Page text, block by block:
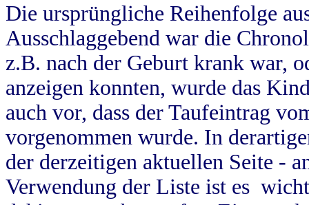
Die ursprüngliche Reihenfolge
Ausschlaggebend war die
z.B. nach der Geburt krank war,
anzeigen konnten, wurde das
auch vor, dass der Taufeintrag
vorgenommen wurde. In
der derzeitigen aktuellen Seite -
Verwendung der Liste ist es